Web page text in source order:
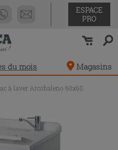
ESPACE
PRO
du mois Magasins
à laver Arcobaleno 60x60